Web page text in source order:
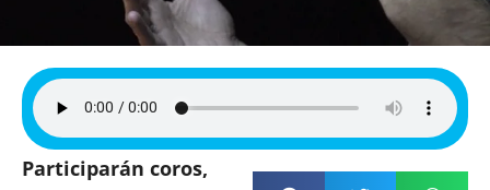
Participarán coros,